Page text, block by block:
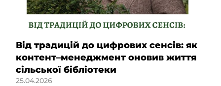
Від традицій до цифрових сенсів: як
контент–менеджмент оновив життя
сільської бібліотеки
25.04.2026